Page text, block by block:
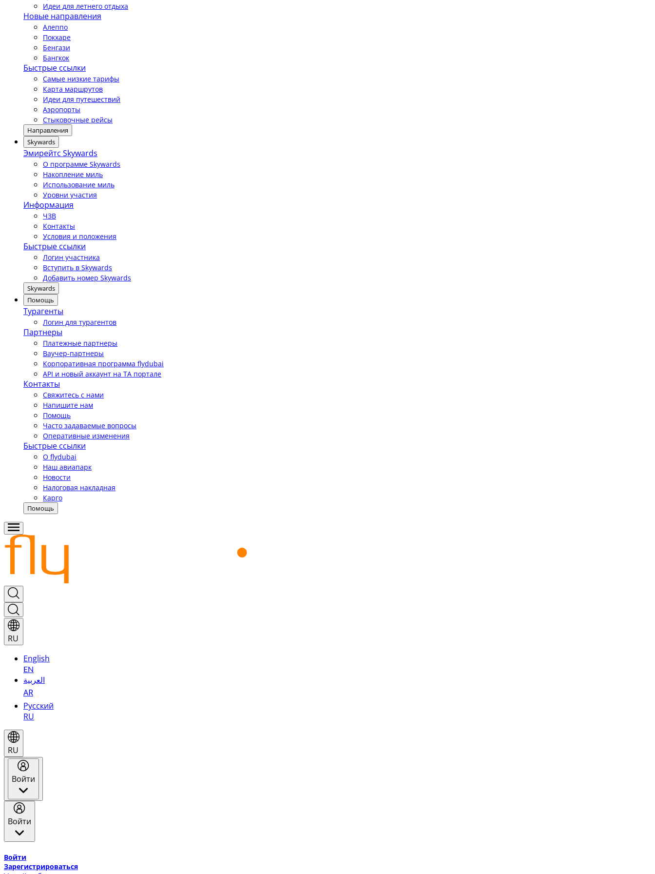
Идеи для летнего отдыха
Новые направления
Алеппо
Покхаре
Бенгази
Бангкок
Быстрые ссылки
Самые низкие тарифы
Карта маршрутов
Идеи для путешествий
Аэропорты
Стыковочные рейсы
Направления
Skywards
Эмирейтс Skywards
О программе Skywards
Накопление миль
Использование миль
Уровни участия
Информация
ЧЗВ
Контакты
Условия и положения
Быстрые ссылки
Логин участника
Вступить в Skywards
Добавить номер Skywards
Skywards
Помощь
Турагенты
Логин для турагентов
Партнеры
Платежные партнеры
Ваучер-партнеры
Корпоративная программа flydubai
API и новый аккаунт на TA портале
Контакты
Свяжитесь с нами
Напишите нам
Помощь
Часто задаваемые вопросы
Оперативные изменения
Быстрые ссылки
О flydubai
Наш авиапарк
Новости
Налоговая накладная
Карго
Помощь
RU
English
EN
العربية
AR
Русский
RU
RU
Войти
Войти
Войти
Зарегистрироваться